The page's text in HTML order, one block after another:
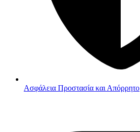
Ασφάλεια Προστασία και Απόρρητο